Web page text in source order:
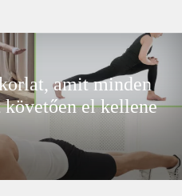
amit minden
követően el kellene